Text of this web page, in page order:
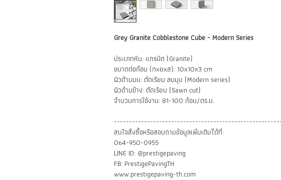
Grey Granite Cobblestone Cube - Modern Series
ประเภทหิน: แกรนิต (Granite)
ขนาดต่อก้อน (กxยxส): 10x10x3 cm
ผิวด้านบน: ตัดเรียบ ลบมุม (Modern series)
ผิวด้านข้าง: ตัดเรียบ (Sawn cut)
จำนวนการใช้งาน: 81-100 ก้อน/ตร.ม.
สนใจสั่งซื้อหรือสอบถามข้อมูลเพิ่มเติมได้ที่:
064-950-0955
LINE ID: @prestigepaving
FB: PrestigePavingTH
www.prestigepaving-th.com